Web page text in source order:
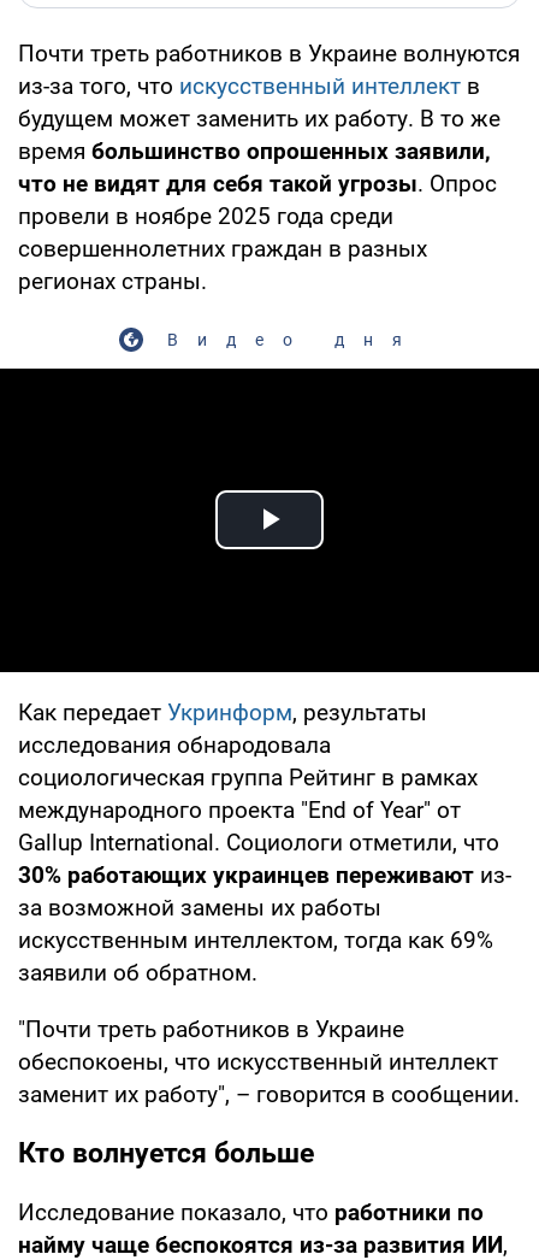
Почти треть работников в Украине волнуются
из-за того, что искусственный интеллект в
будущем может заменить их работу. В то же
время большинство опрошенных заявили,
что не видят для себя такой угрозы. Опрос
провели в ноябре 2025 года среди
совершеннолетних граждан в разных
регионах страны.
Видео дня
Play Video
Как передает Укринформ, результаты
исследования обнародовала
социологическая группа Рейтинг в рамках
международного проекта "End of Year" от
Gallup International. Социологи отметили, что
30% работающих украинцев переживают из-
за возможной замены их работы
искусственным интеллектом, тогда как 69%
заявили об обратном.
"Почти треть работников в Украине
обеспокоены, что искусственный интеллект
заменит их работу", – говорится в сообщении.
Кто волнуется больше
Исследование показало, что работники по
найму чаще беспокоятся из-за развития ИИ,